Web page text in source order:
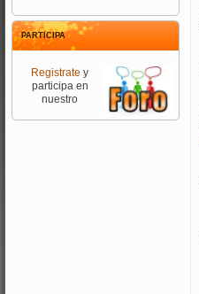
PARTICIPA
Registrate y
participa en
nuestro